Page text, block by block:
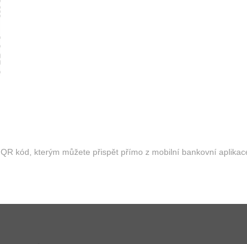
QR kód, kterým můžete přispět přímo z mobilní bankovní